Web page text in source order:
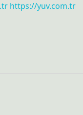
https://yuv.com.tr